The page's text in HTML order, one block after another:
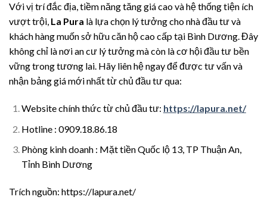
Với vị trí đắc địa, tiềm năng tăng giá cao và hệ thống tiện ích
vượt trội, La Pura là lựa chọn lý tưởng cho nhà đầu tư và
khách hàng muốn sở hữu căn hộ cao cấp tại Bình Dương. Đây
không chỉ là nơi an cư lý tưởng mà còn là cơ hội đầu tư bền
vững trong tương lai. Hãy liên hệ ngay để được tư vấn và
nhận bảng giá mới nhất từ chủ đầu tư qua:
Website chính thức từ chủ đầu tư: https://lapura.net/
Hotline : 0909.18.86.18
Phòng kinh doanh : Mặt tiền Quốc lộ 13, TP Thuận An,
Tỉnh Bình Dương
Trích nguồn: https://lapura.net/